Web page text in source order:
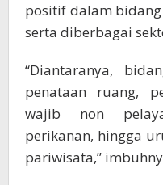
positif dalam
serta diberbagai
“Diantaranya,
penataan ruang,
wajib non
perikanan, hingga
pariwisata,”